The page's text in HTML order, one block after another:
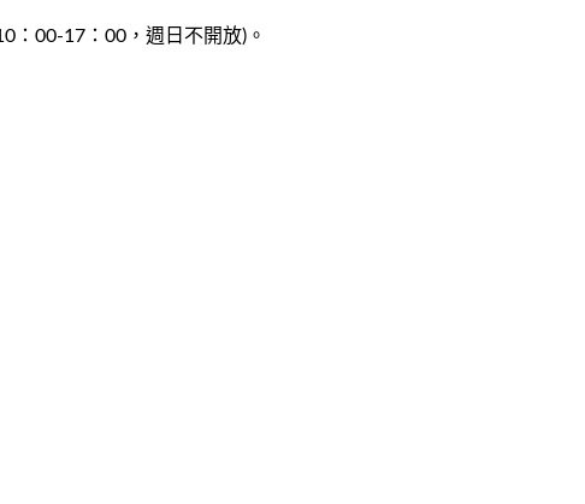
：00-17：00，週日不開放)。